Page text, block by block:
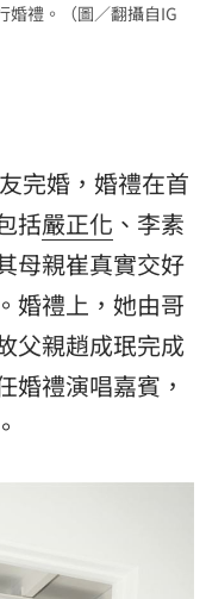
婚禮。（圖／翻攝自IG
完婚，婚禮在首
括嚴正化 、李素
母親崔真實交好
婚禮上，她由哥
父親趙成珉完成
婚禮演唱嘉賓，